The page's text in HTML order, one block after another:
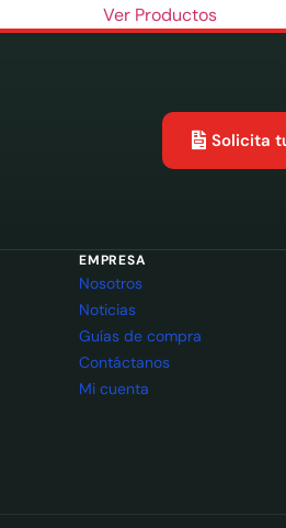
Ver Productos
Solicita
EMPRESA
Nosotros
Noticias
Guías de compra
Contáctanos
Mi cuenta